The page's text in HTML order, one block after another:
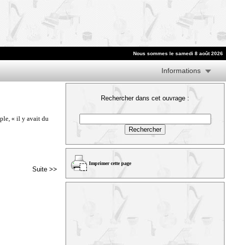
Nous sommes le samedi 8 août 2026
Informations
« il y avait du
Suite >>
Rechercher dans cet ouvrage :
Imprimer cette page